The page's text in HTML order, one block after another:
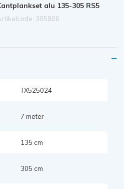
alu 135-305 RS5
305806
TX525024
7 meter
135 cm
305 cm